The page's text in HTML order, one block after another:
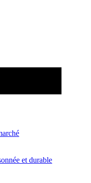
et durable